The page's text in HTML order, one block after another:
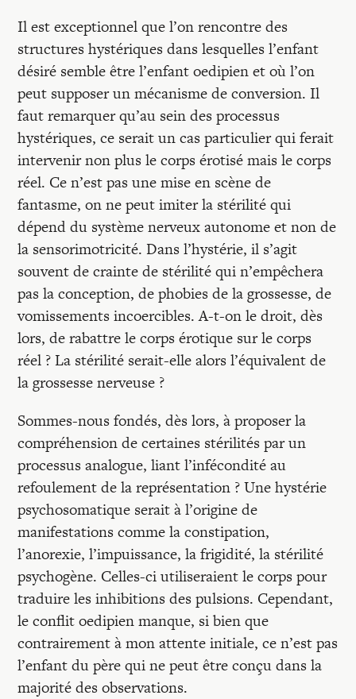
Il est exceptionnel que l’on rencontre des
structures hystériques dans lesquelles l’enfant
désiré semble être l’enfant oedipien et où l’on
peut supposer un mécanisme de conversion. Il
faut remarquer qu’au sein des processus
hystériques, ce serait un cas particulier qui ferait
intervenir non plus le corps érotisé mais le corps
réel. Ce n’est pas une mise en scène de
fantasme, on ne peut imiter la stérilité qui
dépend du système nerveux autonome et non de
la sensorimotricité. Dans l’hystérie, il s’agit
souvent de crainte de stérilité qui n’empêchera
pas la conception, de phobies de la grossesse, de
vomissements incoercibles. A-t-on le droit, dès
lors, de rabattre le corps érotique sur le corps
réel ? La stérilité serait-elle alors l’équivalent de
la grossesse nerveuse ?
Sommes-nous fondés, dès lors, à proposer la
compréhension de certaines stérilités par un
processus analogue, liant l’infécondité au
refoulement de la représentation ? Une hystérie
psychosomatique serait à l’origine de
manifestations comme la constipation,
l’anorexie, l’impuissance, la frigidité, la stérilité
psychogène. Celles-ci utiliseraient le corps pour
traduire les inhibitions des pulsions. Cependant,
le conflit oedipien manque, si bien que
contrairement à mon attente initiale, ce n’est pas
l’enfant du père qui ne peut être conçu dans la
majorité des observations.